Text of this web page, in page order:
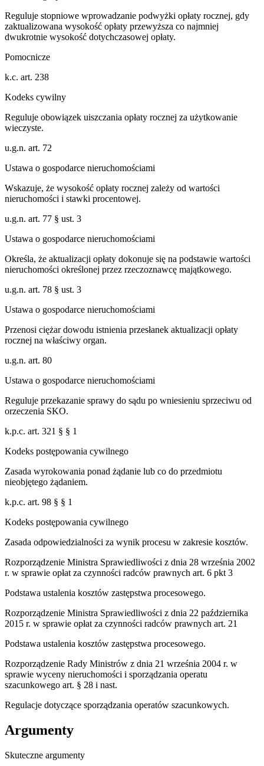
Reguluje stopniowe wprowadzanie podwyżki opłaty rocznej, gdy
zaktualizowana wysokość opłaty przewyższa co najmniej
dwukrotnie wysokość dotychczasowej opłaty.
Pomocnicze
k.c. art. 238
Kodeks cywilny
Reguluje obowiązek uiszczania opłaty rocznej za użytkowanie
wieczyste.
u.g.n. art. 72
Ustawa o gospodarce nieruchomościami
Wskazuje, że wysokość opłaty rocznej zależy od wartości
nieruchomości i stawki procentowej.
u.g.n. art. 77 § ust. 3
Ustawa o gospodarce nieruchomościami
Określa, że aktualizacji opłaty dokonuje się na podstawie wartości
nieruchomości określonej przez rzeczoznawcę majątkowego.
u.g.n. art. 78 § ust. 3
Ustawa o gospodarce nieruchomościami
Przenosi ciężar dowodu istnienia przesłanek aktualizacji opłaty
rocznej na właściwy organ.
u.g.n. art. 80
Ustawa o gospodarce nieruchomościami
Reguluje przekazanie sprawy do sądu po wniesieniu sprzeciwu od
orzeczenia SKO.
k.p.c. art. 321 § § 1
Kodeks postępowania cywilnego
Zasada wyrokowania ponad żądanie lub co do przedmiotu
nieobjętego żądaniem.
k.p.c. art. 98 § § 1
Kodeks postępowania cywilnego
Zasada odpowiedzialności za wynik procesu w zakresie kosztów.
Rozporządzenie Ministra Sprawiedliwości z dnia 28 września 2002
r. w sprawie opłat za czynności radców prawnych art. 6 pkt 3
Podstawa ustalenia kosztów zastępstwa procesowego.
Rozporządzenie Ministra Sprawiedliwości z dnia 22 października
2015 r. w sprawie opłat za czynności radców prawnych art. 21
Podstawa ustalenia kosztów zastępstwa procesowego.
Rozporządzenie Rady Ministrów z dnia 21 września 2004 r. w
sprawie wyceny nieruchomości i sporządzania operatu
szacunkowego art. § 28 i nast.
Regulacje dotyczące sporządzania operatów szacunkowych.
Argumenty
Skuteczne argumenty